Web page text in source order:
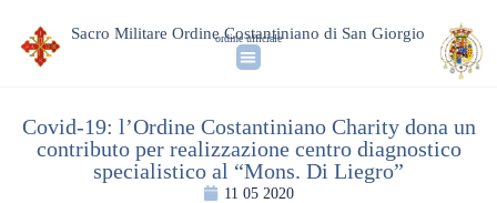
Sacro Militare Ordine Costantiniano di San Giorgio
ordine ufficiale
Covid-19: l’Ordine Costantiniano Charity dona un
contributo per realizzazione centro diagnostico
specialistico al “Mons. Di Liegro”
11 05 2020